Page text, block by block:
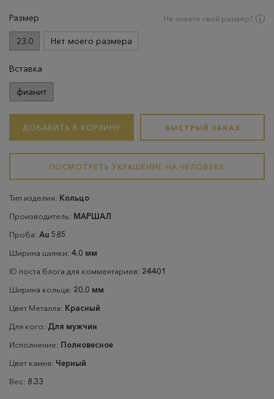
Размер Не знаете свой размер?
23.0 Нет моего размера
Вставка
фианит
ДОБАВИТЬ В КОРЗИНУ БЫСТРЫЙ ЗАКАЗ
ПОСМОТРЕТЬ УКРАШЕНИЕ НА ЧЕЛОВЕКЕ
Тип изделия: Кольцо
Производитель: МАРШАЛ
Проба: Au 585
Ширина шинки: 4.0 мм
ID поста блога для комментариев: 24401
Ширина кольца: 20.0 мм
Цвет Металла: Красный
Для кого: Для мужчин
Исполнение: Полновесное
Цвет камня: Черный
Вес: 8.33